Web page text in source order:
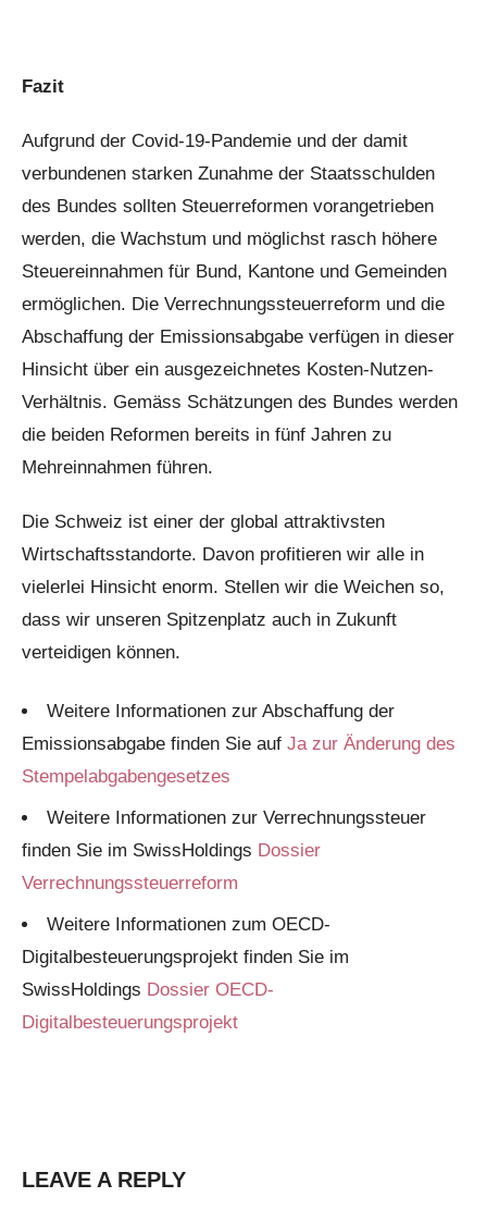
Fazit
Aufgrund der Covid-19-Pandemie und der damit
verbundenen starken Zunahme der Staatsschulden
des Bundes sollten Steuerreformen vorangetrieben
werden, die Wachstum und möglichst rasch höhere
Steuereinnahmen für Bund, Kantone und Gemeinden
ermöglichen. Die Verrechnungssteuerreform und die
Abschaffung der Emissionsabgabe verfügen in dieser
Hinsicht über ein ausgezeichnetes Kosten-Nutzen-
Verhältnis. Gemäss Schätzungen des Bundes werden
die beiden Reformen bereits in fünf Jahren zu
Mehreinnahmen führen.
Die Schweiz ist einer der global attraktivsten
Wirtschaftsstandorte. Davon profitieren wir alle in
vielerlei Hinsicht enorm. Stellen wir die Weichen so,
dass wir unseren Spitzenplatz auch in Zukunft
verteidigen können.
Weitere Informationen zur Abschaffung der
Emissionsabgabe finden Sie auf Ja zur Änderung des
Stempelabgabengesetzes
Weitere Informationen zur Verrechnungssteuer
finden Sie im SwissHoldings Dossier
Verrechnungssteuerreform
Weitere Informationen zum OECD-
Digitalbesteuerungsprojekt finden Sie im
SwissHoldings Dossier OECD-
Digitalbesteuerungsprojekt
LEAVE A REPLY